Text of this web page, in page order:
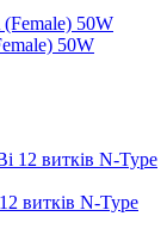
50W
витків N-Type